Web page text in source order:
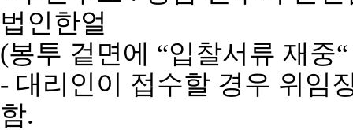
법인한얼
(봉투 겉면에 “입찰서류 재중
- 대리인이 접수할 경우 위임
함.